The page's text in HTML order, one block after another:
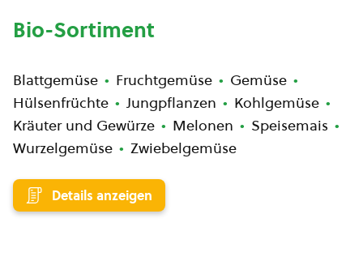
Bio-Sortiment
Blattgemüse Fruchtgemüse
Gemüse
Hülsenfrüchte
Jungpflanzen
Kohlgemüse
Kräuter und Gewürze
Melonen
Speisemais
Wurzelgemüse
Zwiebelgemüse
Details anzeigen